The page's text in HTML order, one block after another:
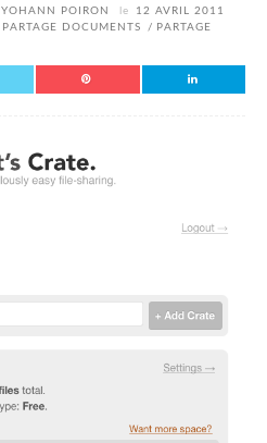
YOHANN POIRON le
12 AVRIL 2011
PARTAGE DOCUMENTS
PARTAGE